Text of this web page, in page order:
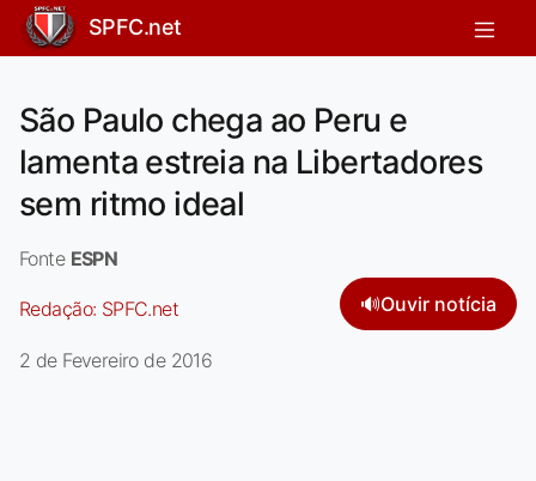
SPFC.net
São Paulo chega ao Peru e
lamenta estreia na Libertadores
sem ritmo ideal
Fonte ESPN
Redação: SPFC.net 🔊Ouvir notícia
2 de Fevereiro de 2016